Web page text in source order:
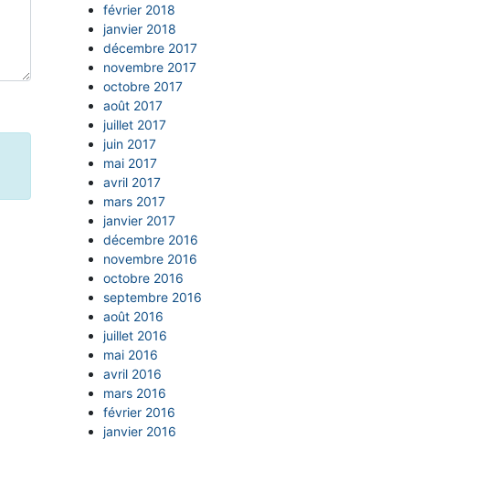
février 2018
janvier 2018
décembre 2017
novembre 2017
octobre 2017
août 2017
juillet 2017
juin 2017
mai 2017
avril 2017
mars 2017
janvier 2017
décembre 2016
novembre 2016
octobre 2016
septembre 2016
août 2016
juillet 2016
mai 2016
avril 2016
mars 2016
février 2016
janvier 2016